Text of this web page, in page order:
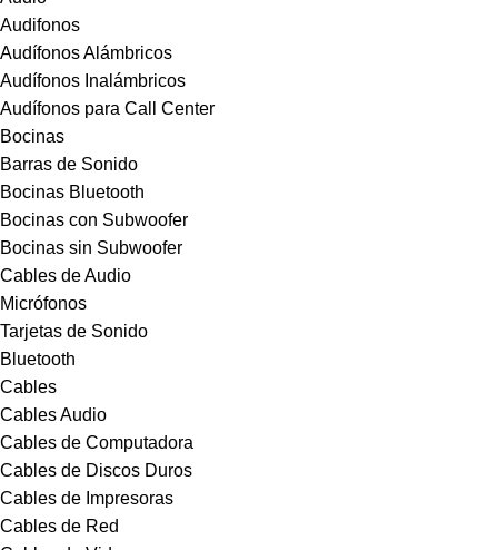
Audifonos
Audífonos Alámbricos
Audífonos Inalámbricos
Audífonos para Call Center
Bocinas
Barras de Sonido
Bocinas Bluetooth
Bocinas con Subwoofer
Bocinas sin Subwoofer
Cables de Audio
Micrófonos
Tarjetas de Sonido
Bluetooth
Cables
Cables Audio
Cables de Computadora
Cables de Discos Duros
Cables de Impresoras
Cables de Red